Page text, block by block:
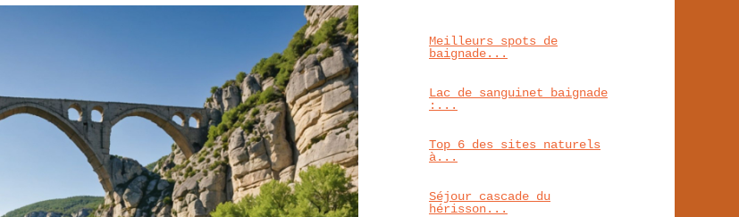
Meilleurs spots de
baignade...
Lac de sanguinet baignade
:...
Top 6 des sites naturels
à...
Séjour cascade du
hérisson...